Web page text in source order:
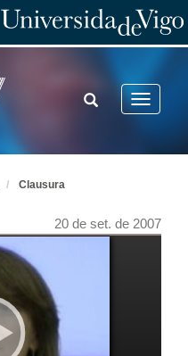
Toggle
TOGGLE
SEARCH
Clausura
20 de set. de 2007